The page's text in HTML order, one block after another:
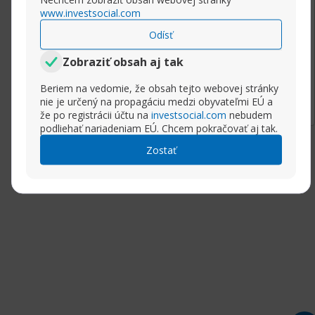
www.investsocial.com
Odísť
Zobraziť obsah aj tak
Beriem na vedomie, že obsah tejto webovej stránky
nie je určený na propagáciu medzi obyvateľmi EÚ a
že po registrácii účtu na investsocial.com nebudem
podliehať nariadeniam EÚ. Chcem pokračovať aj tak.
Zostať
Your guidance is needed.
Thanks a lot.